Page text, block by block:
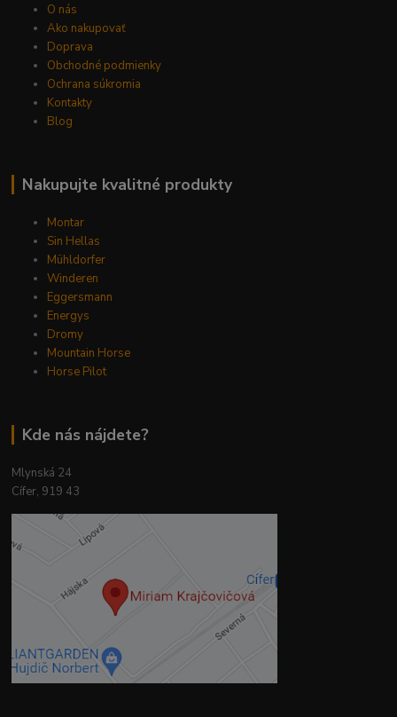
O nás
Ako nakupovať
Doprava
Obchodné podmienky
Ochrana súkromia
Kontakty
Blog
Nakupujte kvalitné produkty
Montar
Sin Hellas
Mühldorfer
Winderen
Eggersmann
Energys
Dromy
Mountain Horse
Horse Pilot
Kde nás nájdete?
Mlynská 24
Cífer, 919 43